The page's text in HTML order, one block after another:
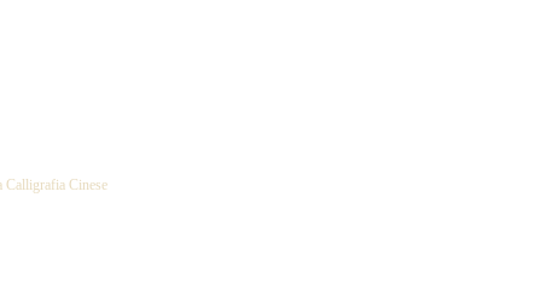
Calligrafia Cinese